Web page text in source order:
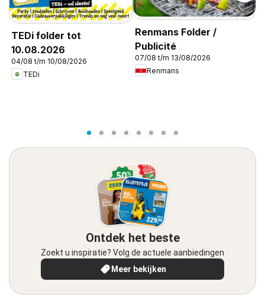
TEDi folder tot
10.08.2026
04/08 t/m 10/08/2026
TEDi
Renmans Folder /
Publicité
07/08 t/m 13/08/2026
Renmans
Ontdek het beste
Zoekt u inspiratie? Volg de actuele aanbiedingen
Meer bekijken